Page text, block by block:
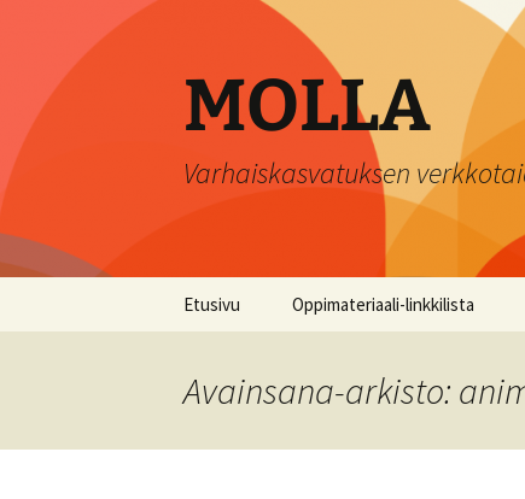
MOLLA
Varhaiskasvatuksen
Etusivu Oppimateriaali-linkkilista
Avainsana-arkisto: